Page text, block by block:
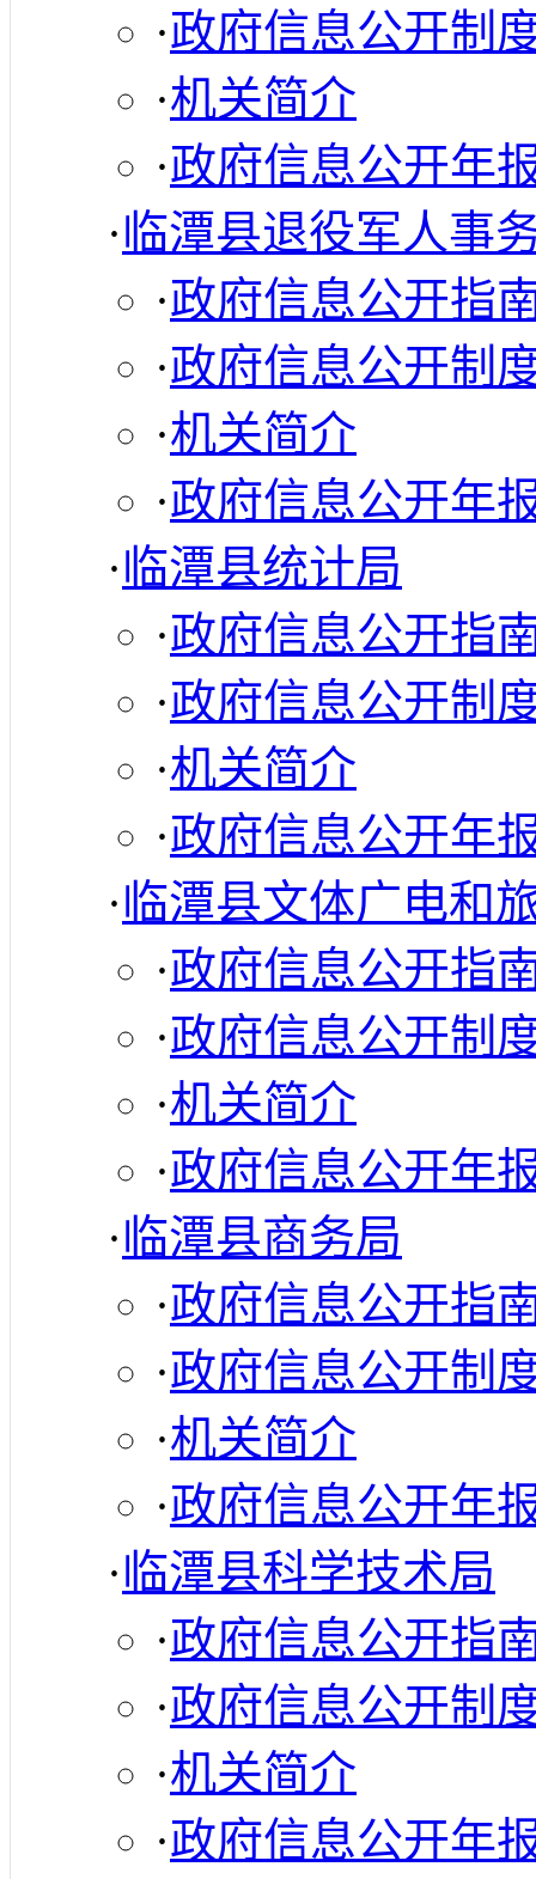
·政府信息公开制
·机关简介
·政府信息公开年
·临潭县退役军人事
·政府信息公开指
·政府信息公开制
·机关简介
·政府信息公开年
·临潭县统计局
·政府信息公开指
·政府信息公开制
·机关简介
·政府信息公开年
·临潭县文体广电和
·政府信息公开指
·政府信息公开制
·机关简介
·政府信息公开年
·临潭县商务局
·政府信息公开指
·政府信息公开制
·机关简介
·政府信息公开年
·临潭县科学技术局
·政府信息公开指
·政府信息公开制
·机关简介
·政府信息公开年